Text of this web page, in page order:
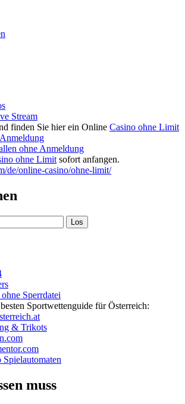
Stream
finden Sie hier ein Online Casino ohne Limit
ohne Anmeldung
ohne Limitsofort anfangen.
de/online-casino/ohne-limit/
Sperrdatei
Sportwettenguide für Österreich:
& Trikots
muss